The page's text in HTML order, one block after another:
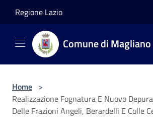
Regione Lazio
Comune di
Home >
Realizzazione Fognatura E Nuovo
Delle Frazioni Angeli, Berardelli E Colle